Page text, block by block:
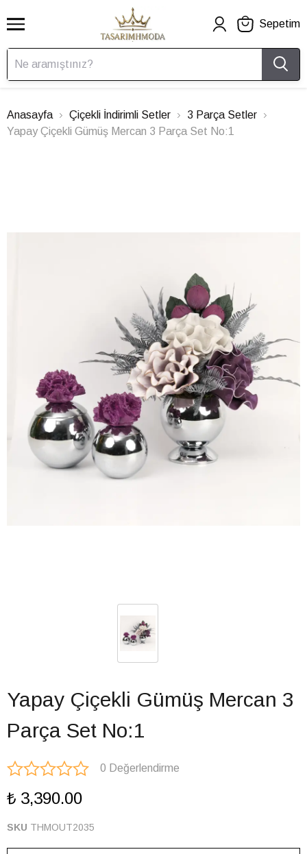
Sepetim
Anasayfa Çiçekli İndirimli Setler
3 Parça Setler
Yapay Çiçekli Gümüş Mercan 3 Parça Set No:1
Yapay Çiçekli Gümüş Mercan 3
Parça Set No:1
0 Değerlendirme
₺ 3,390.00
SKU THMOUT2035